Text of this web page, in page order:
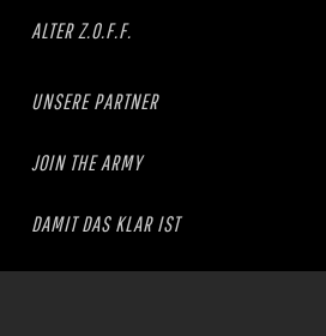
ALTER Z.O.F.F.
UNSERE PARTNER
JOIN THE ARMY
DAMIT DAS KLAR IST